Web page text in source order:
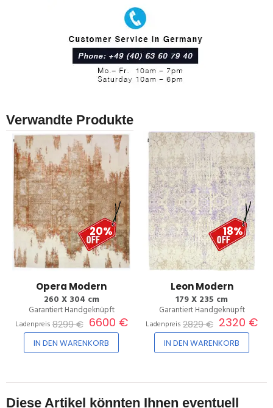
Verwandte Produkte
20%
Opera Modern
260 X 304 cm
Garantiert Handgeknüpft
Ladenpreis8299 € 6600 €
IN DEN WARENKORB
18%
Leon Modern
179 X 235 cm
Garantiert Handgeknüpft
Ladenpreis 2829 € 2320 €
IN DEN WARENKORB
Diese Artikel könnten Ihnen eventuell